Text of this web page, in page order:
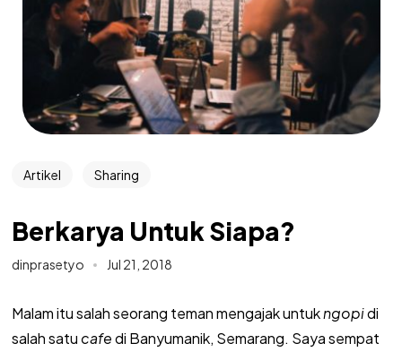
Artikel Sharing
Berkarya Untuk Siapa?
dinprasetyo Jul 21, 2018
Malam itu salah seorang teman mengajak untukngopidi
salah satu cafedi Banyumanik, Semarang. Saya sempat